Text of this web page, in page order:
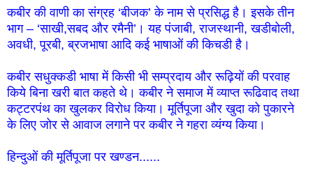
कबीर की वाणी का संग्रह ‘बीजक’ के नाम से प्रसिद्ध है। इसके तीन
भाग – ‘साखी,सबद और रमैनी’। यह पंजाबी, राजस्थानी, खडीबोली,
अवधी, पूरबी, ब्रजभाषा आदि कई भाषाओं की किचडी है।
कबीर सधुक्कडी भाषा में किसी भी सम्प्रदाय और रूढ़ियों की परवाह
किये बिना खरी बात कहते थे। कबीर ने समाज में व्याप्त रूढिवाद तथा
कट्टरपंथ का खुलकर विरोध किया। मूर्तिपूजा और खुदा को पुकारने
के लिए जोर से आवाज लगाने पर कबीर ने गहरा व्यंग्य किया।
हिन्दुओं की मूर्तिपूजा पर खण्डन......